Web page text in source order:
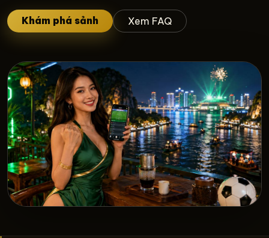
Khám phá sảnh Xem FAQ